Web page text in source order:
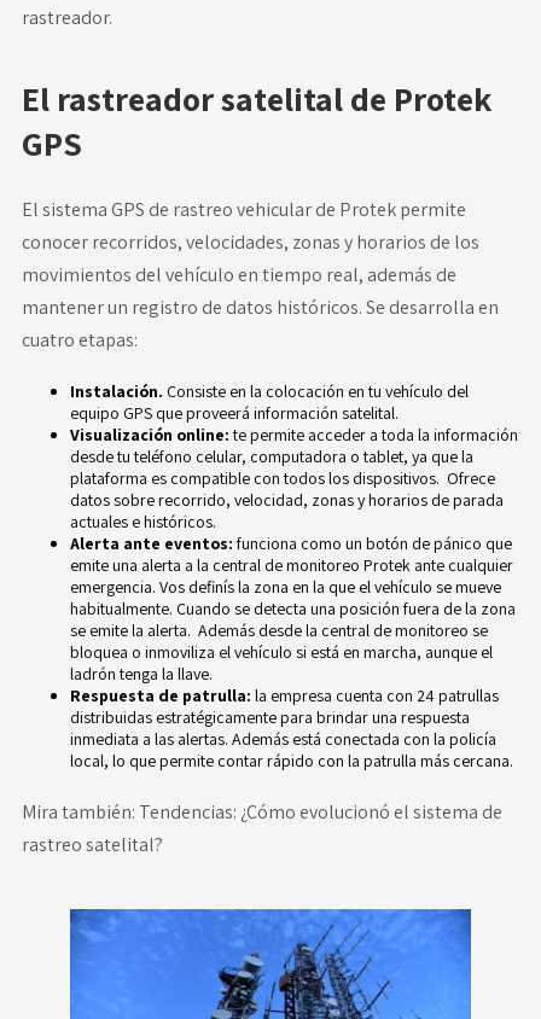
rastreador.
El rastreador satelital de Protek
GPS
Elsistema GPS de rastreo vehicularde Protek permite
conocer recorridos, velocidades, zonas y horarios de los
movimientos del vehículo en tiempo real, además de
mantener un registro de datos históricos. Se desarrolla en
cuatro etapas:
Instalación. Consiste en la colocación en tu vehículo del
equipo GPS que proveerá información satelital.
Visualización online:te permite acceder a toda la información
desde tu teléfono celular, computadora o tablet, ya que la
plataforma es compatible con todos los dispositivos. Ofrece
datos sobre recorrido, velocidad, zonas y horarios de parada
actuales e históricos.
Alerta ante eventos: funciona como un botón de pánico que
emite una alerta a la central de monitoreo Protek ante cualquier
emergencia. Vos definís la zona en la que el vehículo se mueve
habitualmente. Cuando se detecta una posición fuera de la zona
se emite la alerta. Además desde la central de monitoreo se
bloquea o inmoviliza el vehículo si está en marcha, aunque el
ladrón tenga la llave.
Respuesta de patrulla: la empresa cuenta con 24 patrullas
distribuidas estratégicamente para brindar una respuesta
inmediata a las alertas. Además está conectada con la policía
local, lo que permite contar rápido con la patrulla más cercana.
Mira también: Tendencias: ¿Cómo evolucionó el sistema de
rastreo satelital?